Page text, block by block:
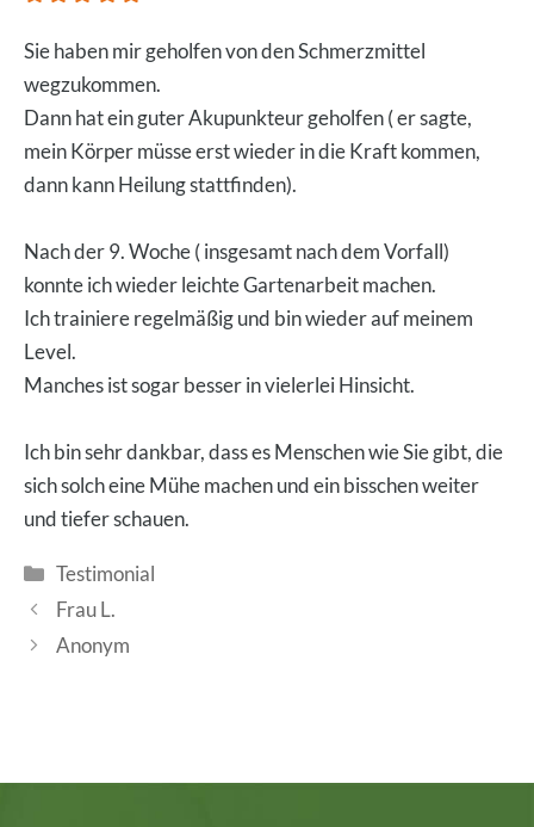
Sie haben mir geholfen von den Schmerzmittel
wegzukommen.
Dann hat ein guter Akupunkteur geholfen ( er sagte,
mein Körper müsse erst wieder in die Kraft kommen,
dann kann Heilung stattfinden).
Nach der 9. Woche ( insgesamt nach dem Vorfall)
konnte ich wieder leichte Gartenarbeit machen.
Ich trainiere regelmäßig und bin wieder auf meinem
Level.
Manches ist sogar besser in vielerlei Hinsicht.
Ich bin sehr dankbar, dass es Menschen wie Sie gibt, die
sich solch eine Mühe machen und ein bisschen weiter
und tiefer schauen.
Kategorien
Testimonial
Frau L.
Anonym